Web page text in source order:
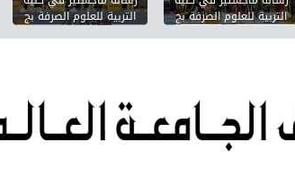
التربية للعلوم الصرفة بج
التربية للعلوم الصرفة بج